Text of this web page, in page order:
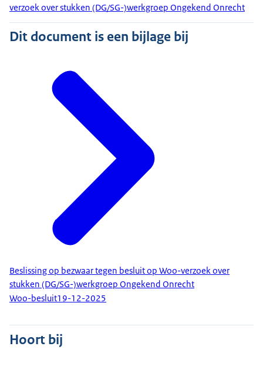
verzoek over stukken (DG/SG-)werkgroep Ongekend Onrecht
Dit document is een bijlage bij
Beslissing op bezwaar tegen besluit op Woo-verzoek over
stukken (DG/SG-)werkgroep Ongekend Onrecht
Woo-besluit19-12-2025
Hoort bij